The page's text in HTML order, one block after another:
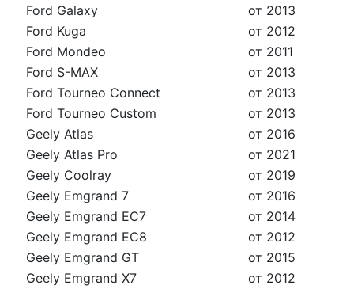
Ford Galaxy
от 2013
Ford Kuga
от 2012
Ford Mondeo
от 2011
Ford S-MAX
от 2013
Ford Tourneo Connect
от 2013
Ford Tourneo Custom
от 2013
Geely Atlas
от 2016
Geely Atlas Pro
от 2021
Geely Coolray
от 2019
Geely Emgrand 7
от 2016
Geely Emgrand EC7
от 2014
Geely Emgrand EC8
от 2012
Geely Emgrand GT
от 2015
Geely Emgrand X7
от 2012